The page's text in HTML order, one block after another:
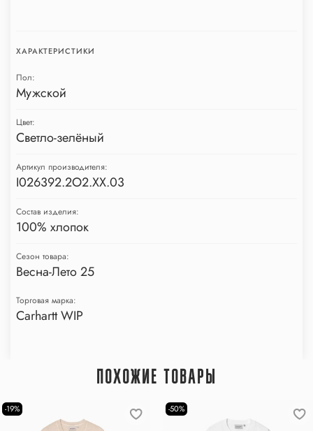
ХАРАКТЕРИСТИКИ
Пол:
Мужской
Цвет:
Светло-зелёный
Артикул производителя:
I026392.2O2.XX.03
Состав изделия:
100% хлопок
Сезон товара:
Весна-Лето 25
Торговая марка:
Carhartt WIP
ПОХОЖИЕ ТОВАРЫ
-19% -50%